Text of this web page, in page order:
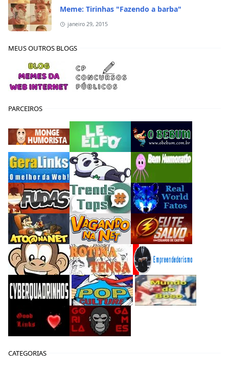
Meme: Tirinhas "Fazendo a barba"
janeiro 29, 2015
MEUS OUTROS BLOGS
PARCEIROS
CATEGORIAS